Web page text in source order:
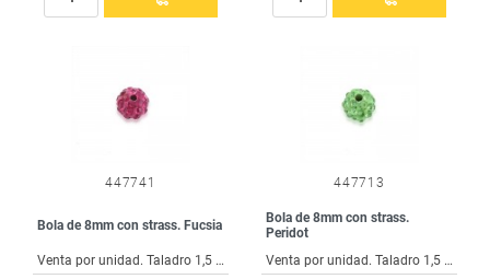
447741
Bola de 8mm con strass. Fucsia
Venta por unidad. Taladro 1,5 mm.
447713
Bola de 8mm con strass.
Peridot
Venta por unidad. Taladro 1,5 mm.